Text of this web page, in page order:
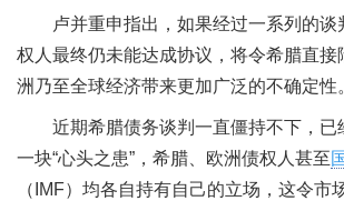
卢并重申指出，如果经过一系列的
权人最终仍未能达成协议，将令希腊直接
洲乃至全球经济带来更加广泛的不确定性
近期希腊债务谈判一直僵持不下，已
一块“心头之患”，希腊、欧洲债权人甚至
（IMF）均各自持有自己的立场，这令市